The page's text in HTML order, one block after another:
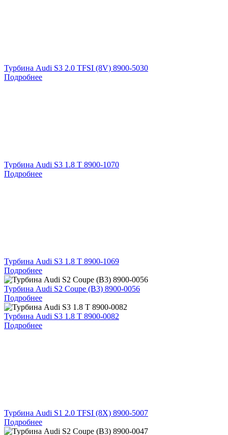
Турбина Audi S3 2.0 TFSI (8V) 8900-5030
Подробнее
Турбина Audi S3 1.8 T 8900-1070
Подробнее
Турбина Audi S3 1.8 T 8900-1069
Подробнее
Турбина Audi S2 Coupe (B3) 8900-0056
Подробнее
Турбина Audi S3 1.8 T 8900-0082
Подробнее
Турбина Audi S1 2.0 TFSI (8X) 8900-5007
Подробнее